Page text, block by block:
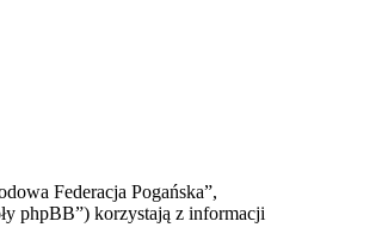
Federacja Pogańska”,
phpBB”) korzystają z informacji